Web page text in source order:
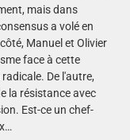
mais dans
a volé en
Manuel et Olivier
face à cette
De l'autre,
la résistance avec
Est-ce un chef-